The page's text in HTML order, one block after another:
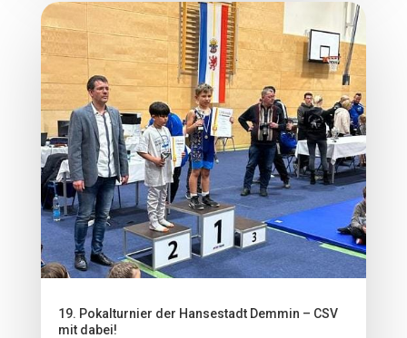
19. Pokalturnier der Hansestadt Demmin – CSV
mit dabei!